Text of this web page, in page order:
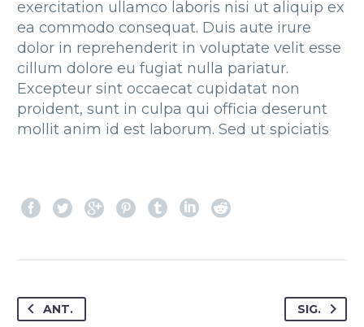
exercitation ullamco laboris nisi ut aliquip ex
ea commodo consequat. Duis aute irure
dolor in reprehenderit in voluptate velit esse
cillum dolore eu fugiat nulla pariatur.
Excepteur sint occaecat cupidatat non
proident, sunt in culpa qui officia deserunt
mollit anim id est laborum. Sed ut spiciatis
ANT. SIG.